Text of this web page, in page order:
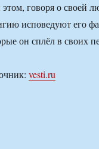
говоря о своей
исповедуют его
он сплёл в своих
vesti.ru